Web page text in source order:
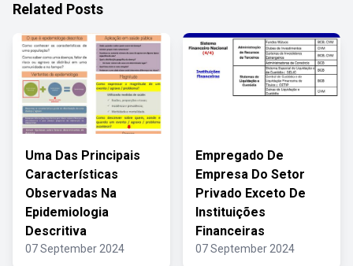
Related Posts
Uma Das Principais
Características
Observadas Na
Epidemiologia
Descritiva
07 September 2024
Empregado De
Empresa Do Setor
Privado Exceto De
Instituições
Financeiras
07 September 2024